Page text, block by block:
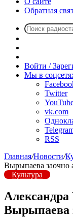
Обратная
радио
Войти /
Мы в
Twitter
vk.com
RSS
Главная/Новости/
Вырыпаева заочно
Культура
Вырыпаева